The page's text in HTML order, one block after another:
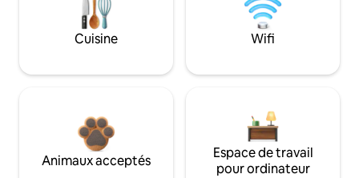
Cuisine Wifi
Animaux acceptés
Espace de travail
pour ordinateur